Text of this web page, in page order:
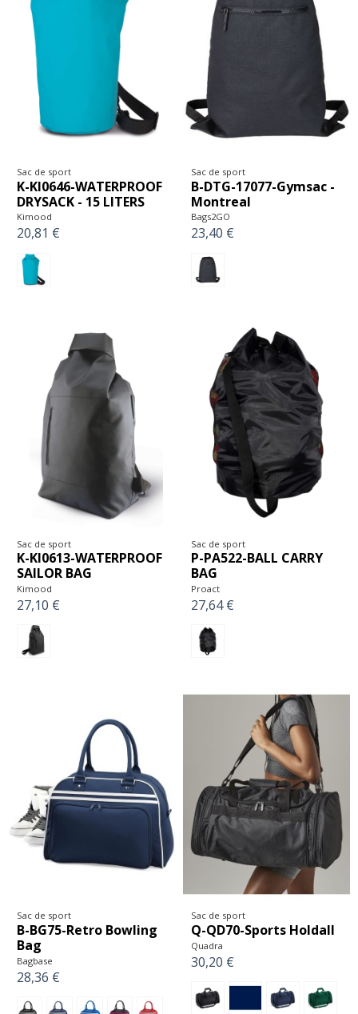
Sac de sport
K-KI0646-WATERPROOF
DRYSACK - 15 LITERS
Kimood
20,81 €
Sac de sport
B-DTG-17077-Gymsac -
Montreal
Bags2GO
23,40 €
Sac de sport
K-KI0613-WATERPROOF
SAILOR BAG
Kimood
27,10 €
Sac de sport
P-PA522-BALL CARRY
BAG
Proact
27,64 €
Sac de sport
B-BG75-Retro Bowling
Bag
Bagbase
28,36 €
Sac de sport
Q-QD70-Sports Holdall
Quadra
30,20 €